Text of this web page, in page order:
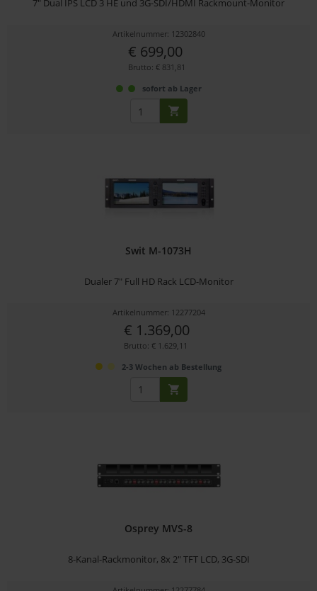
7" Dual IPS LCD 3 HE und 3G-SDI/HDMI Rackmount-Monitor
Artikelnummer: 12302840
€ 699,00
Brutto: € 831,81
sofort ab Lager
Swit M-1073H
Dualer 7" Full HD Rack LCD-Monitor
Artikelnummer: 12277204
€ 1.369,00
Brutto: € 1.629,11
2-3 Wochen ab Bestellung
Osprey MVS-8
8-Kanal-Rackmonitor, 8x 2" TFT LCD, 3G-SDI